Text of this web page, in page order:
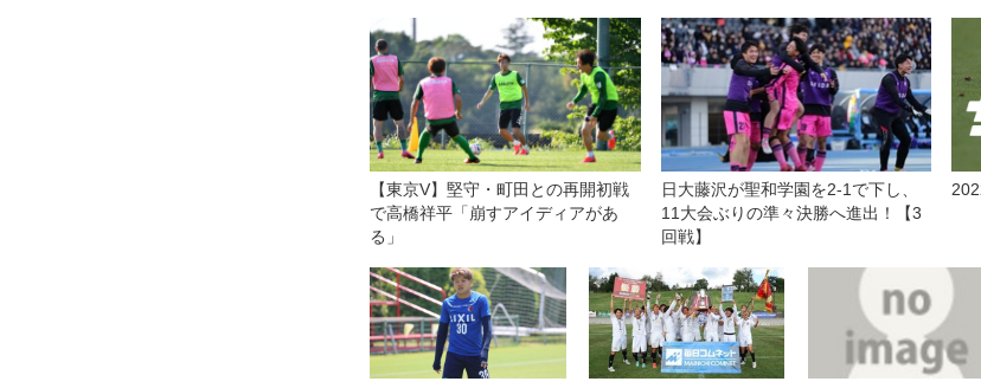
ばいけない」
分かるように」
【東京V】堅守・町田との再開初戦
で高橋祥平「崩すアイディアがあ
る」
日大藤沢が聖和学園を2-1で下し、
11大会ぶりの準々決勝へ進出！【3
回戦】